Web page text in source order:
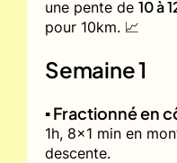
une pente de 10 à
pour 10km. 📈
Semaine 1
▪️ Fractionné en
1h, 8x1 min en
descente.